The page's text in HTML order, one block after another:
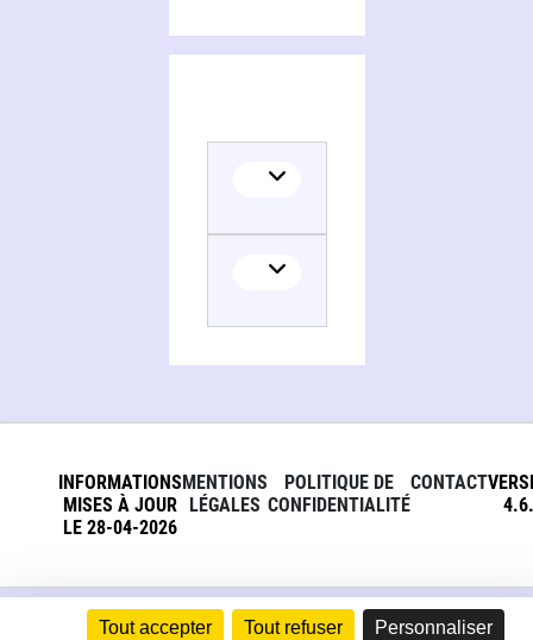
Tout accepter Tout refuser Personnaliser
INFORMATIONS
MISES À JOUR
LE 28-04-2026
MENTIONS
LÉGALES
POLITIQUE DE
CONFIDENTIALITÉ
CONTACT